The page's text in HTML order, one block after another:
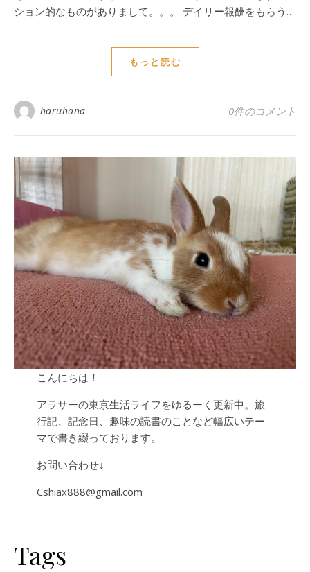
ション的なものがありまして。。。 デイリー報酬をもらう…
もっと読む
haruhana 0件のコメント
こんにちは！
アラサーの東京生活ライフをゆるーく更新中。旅
行記、記念日、趣味の読書のことなど幅広いテー
マで書き綴っております。
お問い合わせ↓
Cshiax888@gmail.com
Tags